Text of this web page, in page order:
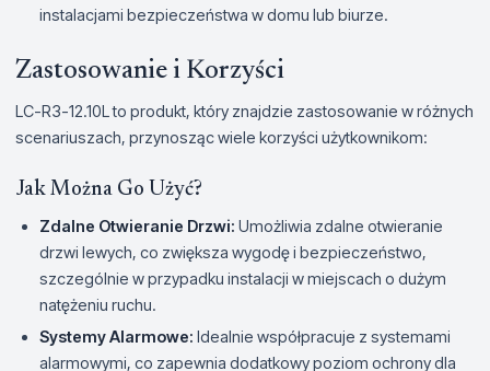
instalacjami bezpieczeństwa w domu lub biurze.
Zastosowanie i Korzyści
LC-R3-12.10L to produkt, który znajdzie zastosowanie w różnych
scenariuszach, przynosząc wiele korzyści użytkownikom:
Jak Można Go Użyć?
Zdalne Otwieranie Drzwi: Umożliwia zdalne otwieranie
drzwi lewych, co zwiększa wygodę i bezpieczeństwo,
szczególnie w przypadku instalacji w miejscach o dużym
natężeniu ruchu.
Systemy Alarmowe: Idealnie współpracuje z systemami
alarmowymi, co zapewnia dodatkowy poziom ochrony dla